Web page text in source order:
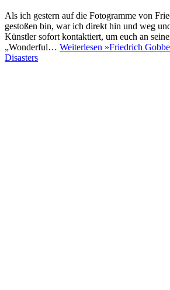
Als ich gestern auf die Fotogramme von
gestoßen bin, war ich direkt hin und weg
Künstler sofort kontaktiert, um euch an
„Wonderful… Weiterlesen »Friedrich
Disasters